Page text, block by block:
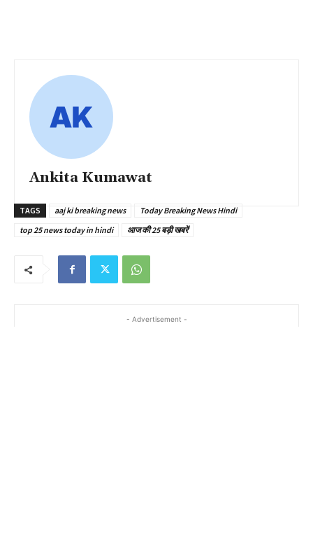
Ankita Kumawat
TAGS aaj ki breaking news
Today Breaking News Hindi
top 25 news today in hindi
आज की 25 बड़ी खबरें
- Advertisement -